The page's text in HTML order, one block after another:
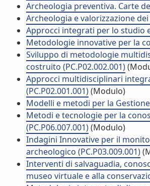
Archeologia preventiva. Carte
Archeologia e valorizzazione
Approcci integrati per lo studio
Metodologie innovative per la
Sviluppo di metodologie
costruito (PC.P02.002.001)
Approcci multidisciplinari
(PC.P02.001.001)(Modulo)
Modelli e metodi per la
Metodi e tecnologie per la
(PC.P06.007.001)(Modulo)
Indagini Innovative per il
archeologico (PC.P03.009.001)
Interventi di salvaguadia,
museo virtuale e alla